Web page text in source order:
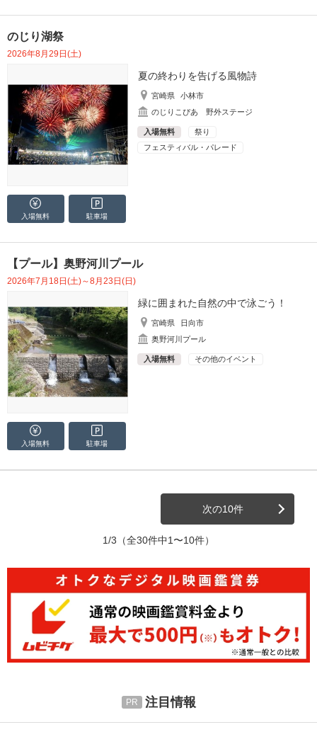
のじり湖祭
2026年8月29日(土)
夏の終わりを告げる風物詩
宮崎県
小林市
のじりこぴあ 野外ステージ
入場無料
祭り
フェスティバル・パレード
入場無料 駐車場
【プール】奥野河川プール
2026年7月18日(土)～8月23日(日)
緑に囲まれた自然の中で泳ごう！
宮崎県
日向市
奥野河川プール
入場無料 その他のイベント
入場無料 駐車場
次の10件
1/3 （全30件中1〜10件）
注目情報